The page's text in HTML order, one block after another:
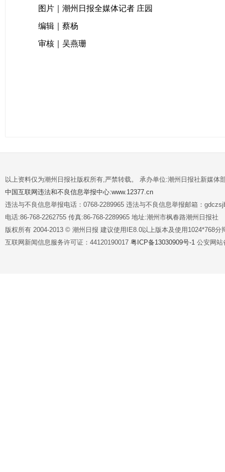
图片｜潮州日报全媒体记者 庄园
编辑｜蔡杨
审核｜吴燕珊
以上资料仅为潮州日报社版权所有,严禁转载。 承办单位:潮州日报社新媒体
中国互联网违法和不良信息举报中心:www.12377.cn
违法与不良信息举报电话：0768-2289965 违法与不良信息举报邮箱：
电话:86-768-2262755 传真:86-768-2289965 地址:潮州市枫春路潮州日报社
版权所有 2004-2013 © 潮州日报 建议使用IE8.0以上版本及使用1024*768分
互联网新闻信息服务许可证：44120190017 粤ICP备13030909号-1 公安网站